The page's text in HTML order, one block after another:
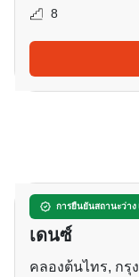
8
การยืนยันสถานะว่าง
แมกโนเลียส์
เดนซ์
คลองต้นไทร, กรุ